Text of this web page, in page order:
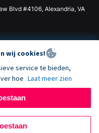
Blvd #4106, Alexandria, VA
wij cookies!
service te bieden,
hoe Laat meer zien